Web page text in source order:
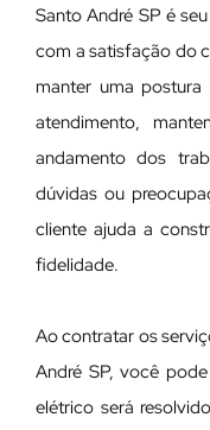
Santo André SP é
com a satisfação do
manter uma
atendimento,
andamento dos
dúvidas ou
cliente ajuda a
fidelidade.
Ao contratar os
André SP, você
elétrico será